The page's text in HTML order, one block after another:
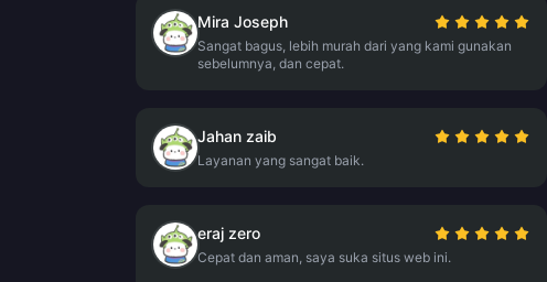
Mira Joseph
Sangat bagus, lebih murah dari yang kami gunakan
sebelumnya, dan cepat.
Jahan zaib
Layanan yang sangat baik.
eraj zero
Cepat dan aman, saya suka situs web ini.